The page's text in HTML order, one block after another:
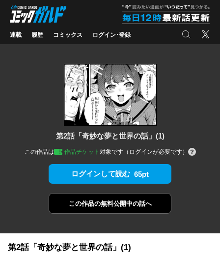
コミックガルド
連載 履歴 コミックス ログイン･登録 検索 X
第2話「奇妙な夢と世界の話」(1)
この作品は 作品チケット 対象です（ログインが必要です）
ログインして読む 65pt
この作品の無料公開中の話へ
第2話「奇妙な夢と世界の話」(1)